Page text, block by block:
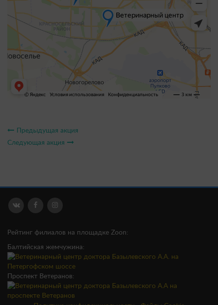
Предыдущая акция
Следующая акция
Рейтинг филиалов на площадке Zoon:
Балтийская жемчужина:
Проспект Ветеранов: